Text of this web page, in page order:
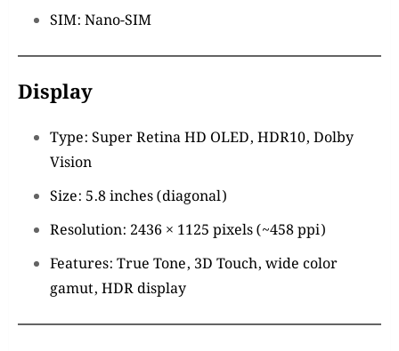
SIM: Nano-SIM
Display
Type: Super Retina HD OLED, HDR10, Dolby
Vision
Size: 5.8 inches (diagonal)
Resolution: 2436 × 1125 pixels (~458 ppi)
Features: True Tone, 3D Touch, wide color
gamut, HDR display